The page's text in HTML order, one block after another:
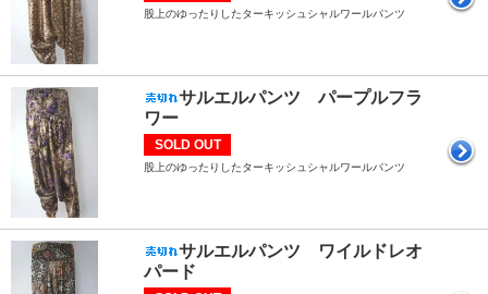
股上のゆったりしたターキッシュシャルワールパンツ
サルエルパンツ パープルフラ
ワー
SOLD OUT
股上のゆったりしたターキッシュシャルワールパンツ
サルエルパンツ ワイルドレオ
パード